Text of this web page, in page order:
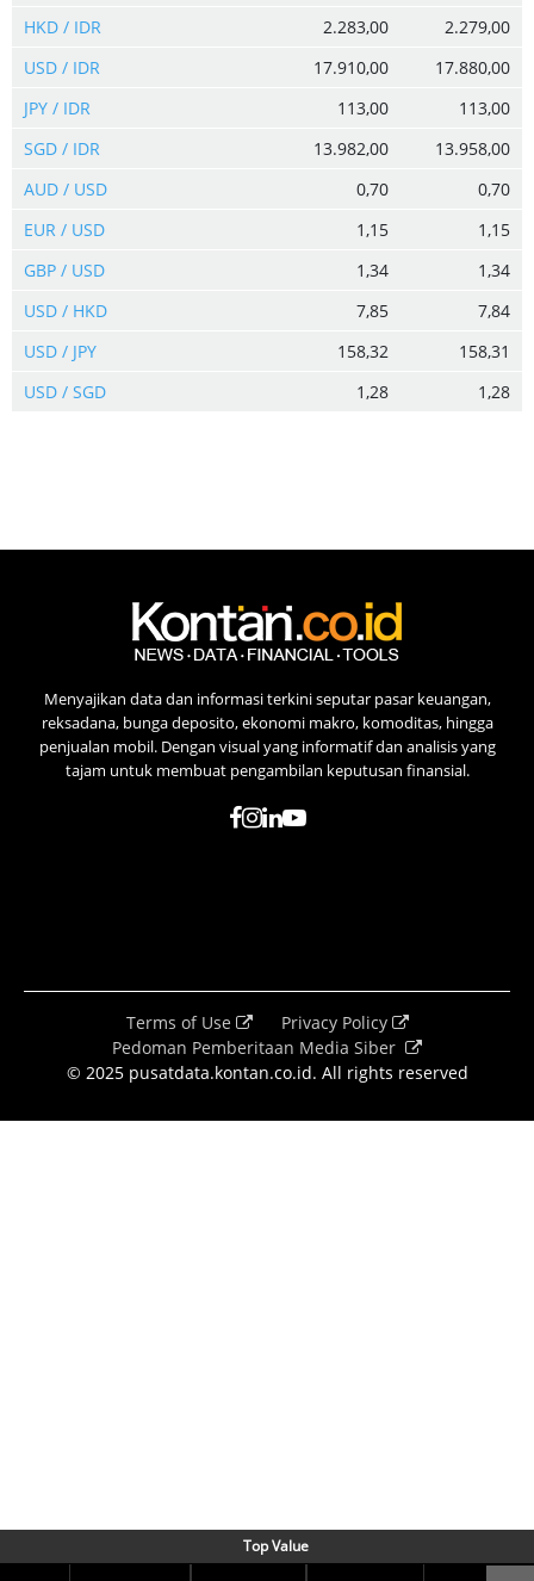
HKD / IDR
2.283,00
2.279,00
USD / IDR
17.910,00
17.880,00
JPY / IDR
113,00
113,00
SGD / IDR
13.982,00
13.958,00
AUD / USD
0,70
0,70
EUR / USD
1,15
1,15
GBP / USD
1,34
1,34
USD / HKD
7,85
7,84
USD / JPY
158,32
158,31
USD / SGD
1,28 1,28
Top Value
Menyajikan data dan informasi terkini seputar pasar keuangan,
reksadana, bunga deposito, ekonomi makro, komoditas, hingga
penjualan mobil. Dengan visual yang informatif dan analisis yang
tajam untuk membuat pengambilan keputusan finansial.
Terms of Use
Privacy Policy
Pedoman Pemberitaan Media Siber
© 2025 pusatdata.kontan.co.id. All rights reserved